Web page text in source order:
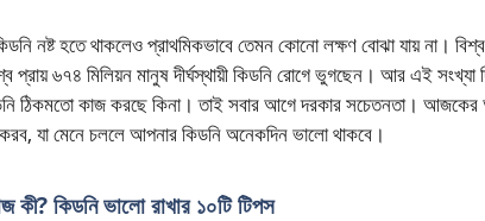
নষ্ট হতে থাকলেও প্রাথমিকভাবে তেমন কোনো লক্ষণ বোঝা যায় না। বিশ্ব
প্রায় ৬৭৪ মিলিয়ন মানুষ দীর্ঘস্থায়ী কিডনি রোগে ভুগছেন। আর এই সংখ্যা
ঠিকমতো কাজ করছে কিনা। তাই সবার আগে দরকার সচেতনতা। আজকের
যা মেনে চললে আপনার কিডনি অনেকদিন ভালো থাকবে।
কিডনি ভালো রাখার ১০টি টিপস